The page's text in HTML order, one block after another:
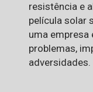
resistência e
película solar
uma empresa
problemas,
adversidades.